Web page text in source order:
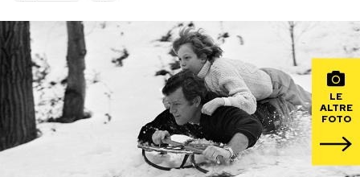
PODCAST
NEWSLETTER
LE
ALTRE
FOTO